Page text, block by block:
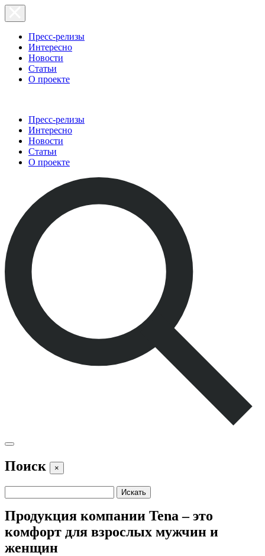
Пресс-релизы
Интересно
Новости
Статьи
О проекте
Пресс-релизы
Интересно
Новости
Статьи
О проекте
Поиск ×
Продукция компании Tena – это
комфорт для взрослых мужчин и
женщин